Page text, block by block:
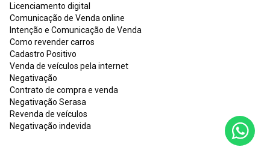
Licenciamento digital
Comunicação de Venda online
Intenção e Comunicação de Venda
Como revender carros
Cadastro Positivo
Venda de veículos pela internet
Negativação
Contrato de compra e venda
Negativação Serasa
Revenda de veículos
Negativação indevida